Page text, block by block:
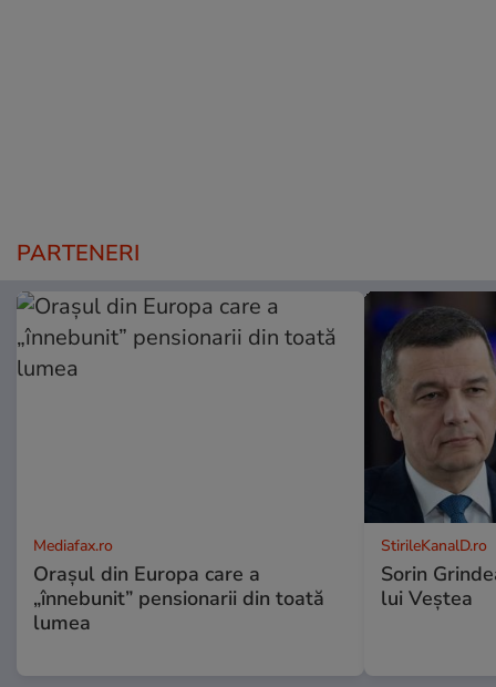
PARTENERI
Mediafax.ro
Orașul din Europa care a
„înnebunit” pensionarii din toată
lumea
StirileKanalD.ro
Sorin
lui Veștea